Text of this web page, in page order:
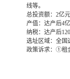
线等。
总投资额： 2亿
产值： 达产后4
纳税： 达产后
选址区域： 全国
政策诉求： ①租